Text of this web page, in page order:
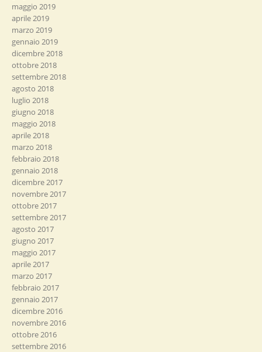
maggio 2019
aprile 2019
marzo 2019
gennaio 2019
dicembre 2018
ottobre 2018
settembre 2018
agosto 2018
luglio 2018
giugno 2018
maggio 2018
aprile 2018
marzo 2018
febbraio 2018
gennaio 2018
dicembre 2017
novembre 2017
ottobre 2017
settembre 2017
agosto 2017
giugno 2017
maggio 2017
aprile 2017
marzo 2017
febbraio 2017
gennaio 2017
dicembre 2016
novembre 2016
ottobre 2016
settembre 2016